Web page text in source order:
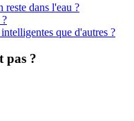
dans l'eau ?
que d'autres ?
pas ?